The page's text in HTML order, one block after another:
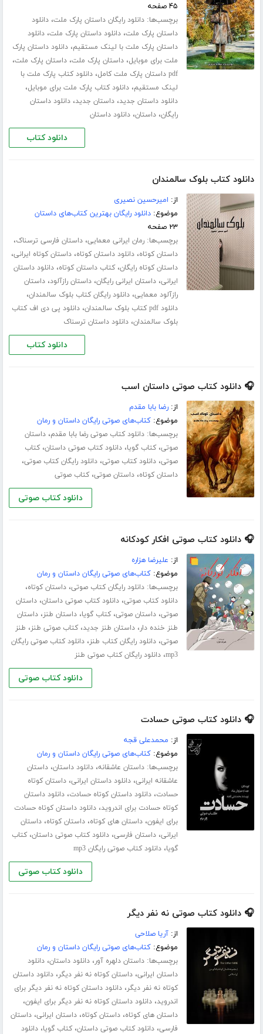
۴۵ صفحه
برچسب‌ها:دانلود رایگان داستان پارک ملت،دانلود
داستان پارک ملت،دانلود داستان پارک ملت،دانلود
داستان پارک ملت با لینک مستقیم،دانلود داستان پارک
ملت برای موبایل،داستان پارک ملت،داستان پارک ملت،
pdf داستان پارک ملت کامل ،دانلود کتاب پارک ملت با
لینک مستقیم،دانلود کتاب پارک ملت برای موبایل،
دانلود داستان جدید،داستان جدید،دانلود داستان
رایگان،داستان،دانلود داستان
دانلود کتاب
دانلود کتاب بلوک سالمندان
از: امیرحسین نصیری
موضوع:دانلود رایگان بهترین کتاب‌های داستان
۲۳ صفحه
برچسب‌ها:رمان ایرانی معمایی،داستان فارسی ترسناک،
داستان کوتاه،دانلود داستان کوتاه،داستان کوتاه ایرانی،
داستان کوتاه رایگان،کتاب داستان کوتاه،دانلود داستان
ایرانی،داستان ایرانی رایگان،داستان رازآلود،داستان
رازآلود معمایی،دانلود رایگان کتاب بلوک سالمندان،
دانلود pdf کتاب بلوک سالمندان ،دانلود پی دی اف کتاب
بلوک سالمندان،دانلود داستان ترسناک
دانلود کتاب
🎧 دانلود کتاب صوتی داستان اسب
از:رضا بابا مقدم
موضوع:کتاب‌های صوتی رایگان داستان و رمان
برچسب‌ها:دانلود کتاب صوتی رضا بابا مقدم،داستان
صوتی،کتاب گویا،دانلود کتاب صوتی داستان،کتاب
صوتی،دانلود کتاب صوتی،دانلود رایگان کتاب صوتی،
داستان کوتاه،داستان صوتی،کتاب صوتی
دانلود کتاب صوتی
🎧 دانلود کتاب صوتی افکار کودکانه
از: علیرضا هزاره
موضوع:کتاب‌های صوتی رایگان داستان و رمان
برچسب‌ها:دانلود رایگان کتاب صوتی،داستان کوتاه،
دانلود کتاب صوتی،دانلود کتاب صوتی داستان،داستان
صوتی،داستان صوتی،کتاب گویا،داستان طنز،داستان
طنز خنده دار،داستان طنز جدید،کتاب صوتی طنز، طنز
صوتی،دانلود رایگان کتاب طنز،دانلود کتاب صوتی رایگان
mp3،دانلود رایگان کتاب صوتی طنز
دانلود کتاب صوتی
🎧 دانلود کتاب صوتی حسادت
از: محمدعلی قجه
موضوع:کتاب‌های صوتی رایگان داستان و رمان
برچسب‌ها:داستان عاشقانه،دانلود داستان،داستان
عاشقانه ایرانی،دانلود داستان ایرانی،داستان کوتاه
حسادت،دانلود داستان کوتاه حسادت،دانلود داستان
کوتاه حسادت برای اندروید،دانلود داستان کوتاه حسادت
برای ایفون،داستان های کوتاه،داستان کوتاه،داستان
ایرانی،داستان فارسی،دانلود کتاب صوتی داستان،کتاب
گویا،دانلود کتاب صوتی رایگان mp3
دانلود کتاب صوتی
🎧 دانلود کتاب صوتی نه نفر دیگر
از:آریا صلاحی
موضوع:کتاب‌های صوتی رایگان داستان و رمان
برچسب‌ها:داستان دلهره آور،دانلود داستان،دانلود
داستان ایرانی،داستان کوتاه نه نفر دیگر،دانلود داستان
کوتاه نه نفر دیگر،دانلود داستان کوتاه نه نفر دیگر برای
اندروید،دانلود داستان کوتاه نه نفر دیگر برای ایفون،
داستان های کوتاه،داستان کوتاه،داستان ایرانی،داستان
فارسی،دانلود کتاب صوتی داستان،کتاب گویا،دانلود